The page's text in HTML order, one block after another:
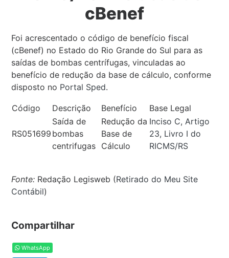
cBenef
Foi acrescentado o código de benefício fiscal
(cBenef) no Estado do Rio Grande do Sul para as
saídas de bombas centrífugas, vinculadas ao
benefício de redução da base de cálculo, conforme
disposto no Portal Sped.
Código Descrição Benefício Base Legal
RS051699
Saída de
bombas
centrifugas
Redução da
Base de
Cálculo
Inciso C, Artigo
23, Livro I do
RICMS/RS
Fonte: Redação Legisweb (Retirado do Meu Site
Contábil)
Compartilhar
WhatsApp